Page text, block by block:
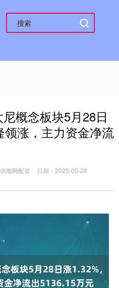
概念板块5月28日
领涨，主力资金净流
顺网配资
日期：2025-05-28